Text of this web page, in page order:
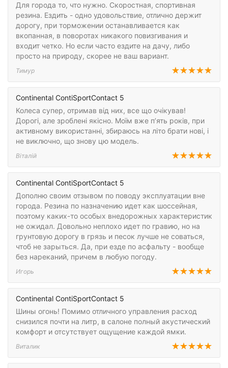
Для города то, что нужно. Скоростная, спортивная
резина. Ездить - одно удовольствие, отлично держит
дорогу, при торможении останавливается как
вкопанная, в поворотах никакого повизгивания и
входит четко. Но если часто ездите на дачу, либо
просто на природу, скорее не ваш вариант.
Тимур
Continental ContiSportContact 5
Колеса супер, отримав від них, все що очікував!
Дорогі, але зроблені якісно. Моїм вже п’ять років, при
активному використанні, збираюсь на літо брати нові, і
не виключно, що знову цю модель.
Віталій
Continental ContiSportContact 5
Дополню своим отзывом по поводу эксплуатации вне
города. Резина по назначению идет как шоссейная,
поэтому каких-то особых внедорожных характеристик
не ожидал. Довольно неплохо идет по гравию, но на
грунтовую дорогу в грязь и песок лучше не соваться,
чтоб не зарыться. Да, при езде по асфальту - вообще
без нареканий, причем в любую погоду.
Игорь
Continental ContiSportContact 5
Шины огонь! Помимо отличного управления расход
снизился почти на литр, в салоне полный акустический
комфорт и отсутствует ощущение каждой ямки.
Виталик